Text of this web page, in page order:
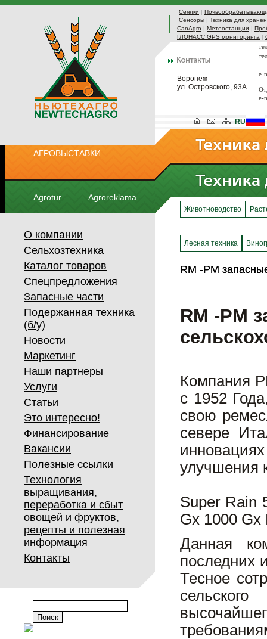
Сеялки |
Сенсоры | Техника для
CanAgro | Метеостанции |
ГЛОНАСС GPS мониторинга |
Воронеж
ул. Островского, 93А
e-
e-
АГРОВЫСТАВКИ
Agrotur Agroreklama
RU
О компании
Сельхозтехника
Каталог товаров
Спецпредложения
Запасные части
Подержанная техника
(б/у)
Новости
Маркетинг
Наши партнеры
Услуги
Статьи
Это интересно!
Финансирование
Вакансии
Полезные ссылки
Технология
выращивания,
переработка и сбыт
овощей и фруктов,
рецепты и полезная
информация
Контакты
Животноводство
Лесная техника
RM -РМ
RM -РМ
RM -РМ
Компания
с 1952
свою
севере
улучшения
Super Rain
Gx 1000 Gx
Данная
последних
Тесное